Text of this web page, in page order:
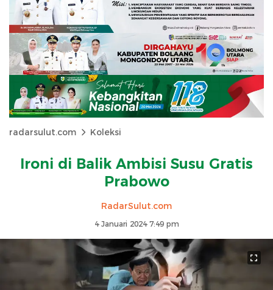
radarsulut.com Koleksi
Ironi di Balik Ambisi Susu Gratis
Prabowo
RadarSulut.com
4 Januari 2024 7:49 pm